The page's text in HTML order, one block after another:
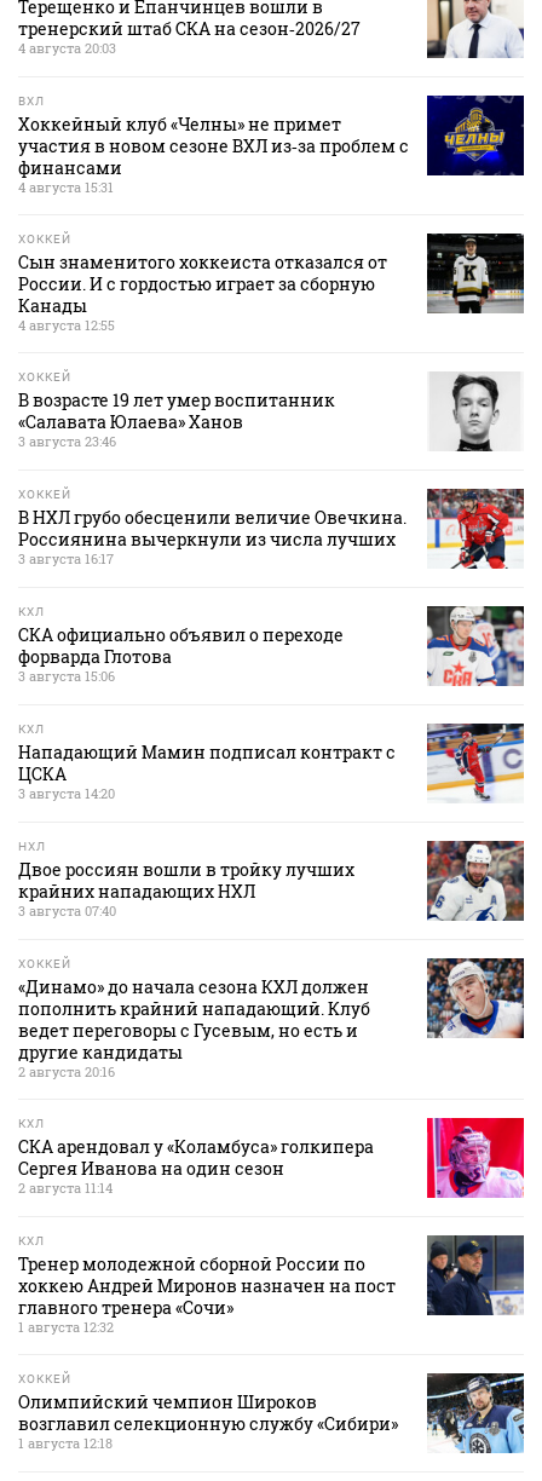
Терещенко и Епанчинцев вошли в
тренерский штаб СКА на сезон‑2026/27
4 августа 20:03
ВХЛ
Хоккейный клуб «Челны» не примет
участия в новом сезоне ВХЛ из‑за проблем с
финансами
4 августа 15:31
ХОККЕЙ
Сын знаменитого хоккеиста отказался от
России. И с гордостью играет за сборную
Канады
4 августа 12:55
ХОККЕЙ
В возрасте 19 лет умер воспитанник
«Салавата Юлаева» Ханов
3 августа 23:46
ХОККЕЙ
В НХЛ грубо обесценили величие Овечкина.
Россиянина вычеркнули из числа лучших
3 августа 16:17
КХЛ
СКА официально объявил о переходе
форварда Глотова
3 августа 15:06
КХЛ
Нападающий Мамин подписал контракт с
ЦСКА
3 августа 14:20
НХЛ
Двое россиян вошли в тройку лучших
крайних нападающих НХЛ
3 августа 07:40
ХОККЕЙ
«Динамо» до начала сезона КХЛ должен
пополнить крайний нападающий. Клуб
ведет переговоры с Гусевым, но есть и
другие кандидаты
2 августа 20:16
КХЛ
СКА арендовал у «Коламбуса» голкипера
Сергея Иванова на один сезон
2 августа 11:14
КХЛ
Тренер молодежной сборной России по
хоккею Андрей Миронов назначен на пост
главного тренера «Сочи»
1 августа 12:32
ХОККЕЙ
Олимпийский чемпион Широков
возглавил селекционную службу «Сибири»
1 августа 12:18